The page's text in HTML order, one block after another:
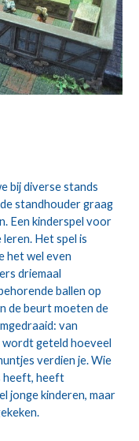
bij diverse stands
standhouder graag
Een kinderspel voor
Het spel is
het wel even
driemaal
ballen op
de beurt moeten de
van
geteld hoeveel
verdien je. Wie
heeft, heeft
jonge kinderen, maar